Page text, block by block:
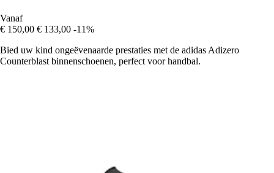
Vanaf
€ 150,00 € 133,00 -11%
Bied uw kind ongeëvenaarde prestaties met de adidas Adizero
Counterblast binnenschoenen, perfect voor handbal.